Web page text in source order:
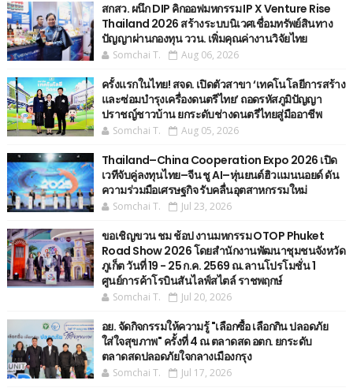
สกสว. ผนึก DIP คิกออฟมหกรรม IP X Venture Rise
Thailand 2026 สร้างระบบนิเวศเชื่อมทรัพย์สินทาง
ปัญญาผ่านกองทุน ววน. เพิ่มคุณค่างานวิจัยไทย
Somchai T. Aug 06, 2026
ครั้งแรกในไทย! สจด. เปิดตัวสาขา ‘เทคโนโลยีการสร้าง
และซ่อมบำรุงเครื่องดนตรีไทย’ ​ถอดรหัสภูมิปัญญา
ปราชญ์ชาวบ้าน ยกระดับช่างดนตรีไทยสู่มืออาชีพ
Somchai T. Aug 05, 2026
Thailand–China Cooperation Expo 2026 เปิด
เวทีจับคู่ลงทุนไทย–จีน ชู AI–หุ่นยนต์ฮิวแมนนอยด์ ดัน
ความร่วมมือเศรษฐกิจ รับคลื่นอุตสาหกรรมใหม่
Somchai T. Jul 23, 2026
ขอเชิญขวน ชม ช้อป งานมหกรรม OTOP Phuket
Road Show 2026 โดยสำนักงานพัฒนาชุมชนจังหวัด
ภูเก็ต วันที่ 19 - 25 ก.ค. 2569 ณ.ลานโปรโมชั่น 1
ศูนย์การค้าโรบินสันไลฟ์สไตล์ ราชพฤกษ์
Somchai T. Jul 20, 2026
อย. จัดกิจกรรมให้ความรู้ "เลือกซื้อ เลือกกิน ปลอดภัย
ใส่ใจสุขภาพ" ครั้งที่ 4 ณ ตลาดสด อตก. ยกระดับ
ตลาดสดปลอดภัยใจกลางเมืองกรุง
Somchai T. Jul 17, 2026